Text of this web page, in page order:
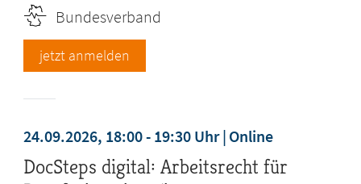
Bundesverband
jetzt anmelden
24.09.2026, 18:00 - 19:30 Uhr Online
DocSteps digital: Arbeitsrecht für